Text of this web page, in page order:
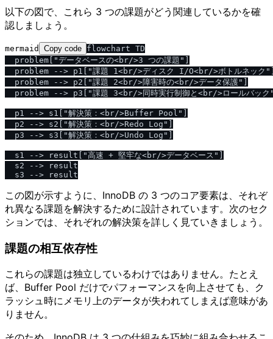
以下の図で、これら 3 つの課題がどう関連しているかを確
認しましょう。
mermaid Copy code flowchart TD
  problem["データベースの<br/>3 つの課題"]
problem --> p1["課題 1<br/>ディスク I/O<br/>ボトルネック
  problem --> p2["課題 2<br/>障害時の<br/>データ保護"]
problem --> p3["課題 3<br/>同時実行制御と<br/>ロールバック
  p1 --> s1["解決策：<br/>Buffer Pool"]
  p2 --> s2["解決策：<br/>Redo Log"]
  p3 --> s3["解決策：<br/>Undo Log"]
  s1 --> result["高速 + 堅牢な<br/>データベース"]
  s2 --> result
この図が示すように、InnoDB の 3 つのコア要素は、それぞ
れ異なる課題を解決するために設計されています。次のセク
ションでは、それぞれの解決策を詳しく見ていきましょう。
課題の相互依存性
これらの課題は独立しているわけではありません。たとえ
ば、Buffer Pool だけでパフォーマンスを向上させても、ク
ラッシュ時にメモリ上のデータが失われてしまえば意味があ
りません。